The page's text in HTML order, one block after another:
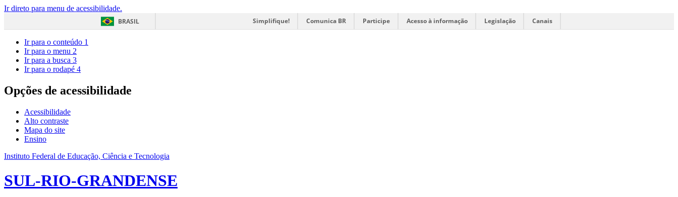
Ir direto para menu de acessibilidade.
BRASIL
Simplifique! Comunica BR Participe Acesso à informação Legislação Canais
Ir para o conteúdo 1
Ir para o menu 2
Ir para a busca 3
Ir para o rodapé 4
Opções de acessibilidade
Acessibilidade
Alto contraste
Mapa do site
Ensino
Instituto Federal de Educação, Ciência e Tecnologia
SUL-RIO-GRANDENSE